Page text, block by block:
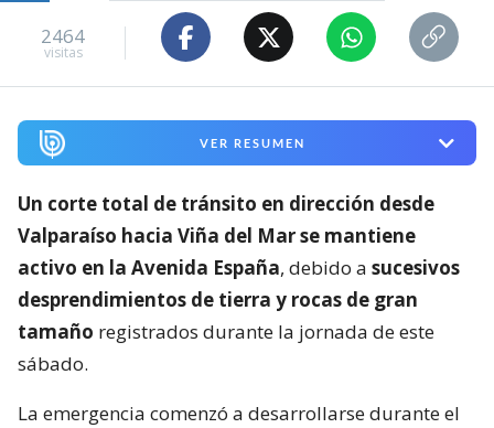
2464
visitas
VER RESUMEN
Un corte total de tránsito en dirección desde
Valparaíso hacia Viña del Mar se mantiene
activo en la Avenida España, debido a sucesivos
desprendimientos de tierra y rocas de gran
tamaño registrados durante la jornada de este
sábado.
La emergencia comenzó a desarrollarse durante el